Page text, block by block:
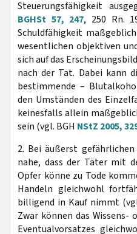
Steuerungsfähigkeit
BGHSt 57, 247, 250 Rn.
Schuldfähigkeit
wesentlichen objektiven
sich auf das
nach der Tat. Dabei kann
bestimmende –
den Umständen des
keinesfalls allein
sein (vgl. BGH NStZ 2005,
2. Bei äußerst
nahe, dass der Täter mit
Opfer könne zu Tode
Handeln gleichwohl
billigend in Kauf nimmt
Zwar können das Wissens-
Eventualvorsatzes